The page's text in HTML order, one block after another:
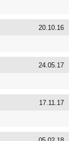
20.10.16
24.05.17
17.11.17